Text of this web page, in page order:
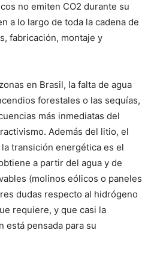
no emiten CO2 durante su
a lo largo de toda la cadena de
fabricación, montaje y
en Brasil, la falta de agua
forestales o las sequías,
más inmediatas del
Además del litio, el
transición energética es el
a partir del agua y de
(molinos eólicos o paneles
dudas respecto al hidrógeno
requiere, y que casi la
está pensada para su